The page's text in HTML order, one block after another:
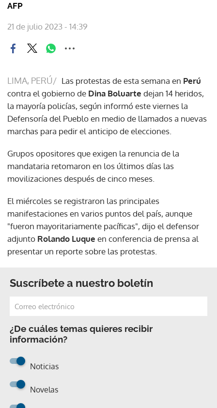
AFP
21 de julio 2023 - 14:39
LIMA, PERÚ/ Las protestas de esta semana en Perú
contra el gobierno de Dina Boluarte dejan 14 heridos,
la mayoría policías, según informó este viernes la
Defensoría del Pueblo en medio de llamados a nuevas
marchas para pedir el anticipo de elecciones.
Grupos opositores que exigen la renuncia de la
mandataria retomaron en los últimos días las
movilizaciones después de cinco meses.
El miércoles se registraron las principales
manifestaciones en varios puntos del país, aunque
"fueron mayoritariamente pacíficas", dijo el defensor
adjunto Rolando Luque en conferencia de prensa al
presentar un reporte sobre las protestas.
Suscríbete a nuestro boletín
¿De cuáles temas quieres recibir
información?
Noticias
Novelas